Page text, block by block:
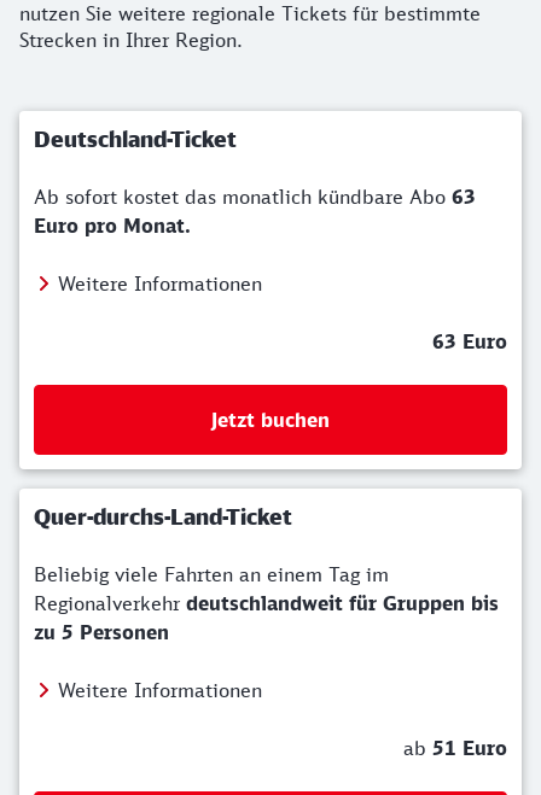
nutzen Sie weitere regionale Tickets für bestimmte
Strecken in Ihrer Region.
Deutschland-Ticket
Ab sofort kostet das monatlich kündbare Abo 63
Euro pro Monat.
Weitere Informationen
63 Euro
Jetzt buchen
Quer-durchs-Land-Ticket
Beliebig viele Fahrten an einem Tag im
Regionalverkehr deutschlandweit für Gruppen bis
zu 5 Personen
Weitere Informationen
ab 51 Euro